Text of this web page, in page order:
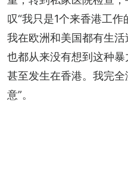
叹“我只是1个来香港工作
我在欧洲和美国都有生活
也都从来没有想到这种暴
甚至发生在香港。我完
意”。